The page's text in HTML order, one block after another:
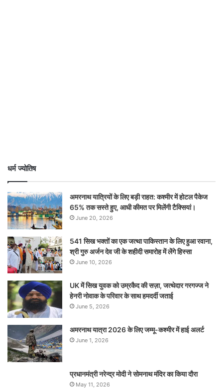
धर्म ज्योतिष
अमरनाथ यात्रियों के लिए बड़ी राहत: कश्मीर में होटल पैकेज
65% तक सस्ते हुए, आधी कीमत पर मिलेंगी टैक्सियां।
June 20, 2026
541 सिख भक्तों का एक जत्था पाकिस्तान के लिए हुआ रवाना,
श्री गुरु अर्जन देव जी के शहीदी समारोह में लेंगे हिस्सा
June 10, 2026
UK में सिख युवक को उम्रकैद की सज़ा, जत्थेदार गरगज्ज ने
हेनरी नोवाक के परिवार के साथ हमदर्दी जताई
June 5, 2026
अमरनाथ यात्रा 2026 के लिए जम्मू-कश्मीर में हाई अलर्ट
June 1, 2026
प्रधानमंत्री नरेन्‍द्र मोदी ने सोमनाथ मंदिर का किया दौरा
May 11, 2026